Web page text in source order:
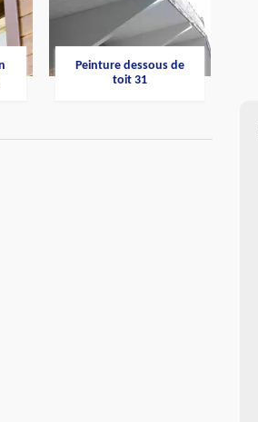
Peinture dessous de
toit 31